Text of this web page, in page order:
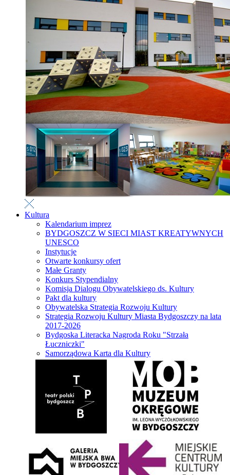
Kultura
Kalendarium imprez
BYDGOSZCZ W SIECI MIAST KREATYWNYCH
UNESCO
Instytucje
Otwarte konkursy ofert
Małe Granty
Konkurs Stypendialny
Komisja Dialogu Obywatelskiego ds. Kultury
Pakt dla kultury
Obywatelska Strategia Rozwoju Kultury
Strategia Rozwoju Kultury Miasta Bydgoszczy na lata
2017-2026
Bydgoska Literacka Nagroda Roku "Strzała
Łuczniczki"
Samorządowa Karta dla Kultury